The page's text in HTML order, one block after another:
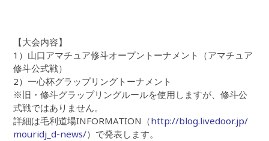
【大会内容】
1）山口アマチュア修斗オープントーナメント（アマチュア
修斗公式戦）
2）一心杯グラップリングトーナメント
※旧・修斗グラップリングルールを使用しますが、修斗公
式戦ではありません。
詳細は毛利道場INFORMATION（http://blog.livedoor.jp/
mouridj_d-news/）で発表します。